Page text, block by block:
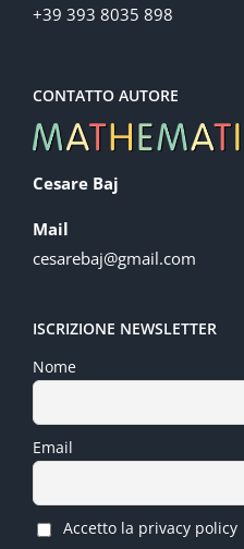
+39 393 8035 898
CONTATTO AUTORE
Cesare Baj
Mail
cesarebaj@gmail.com
ISCRIZIONE NEWSLETTER
Nome
Email
Accetto la privacy policy